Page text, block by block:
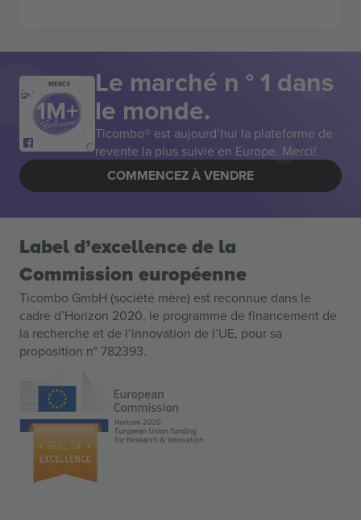
MERCI! Le marché n ° 1 dans
le monde.
Ticombo® est aujourd’hui la plateforme de
revente la plus suivie en Europe. Merci!
COMMENCEZ À VENDRE
Label d’excellence de la
Commission européenne
Ticombo GmbH (société mère) est reconnue dans le
cadre d’Horizon 2020, le programme de financement de
la recherche et de l’innovation de l’UE, pour sa
proposition n° 782393.